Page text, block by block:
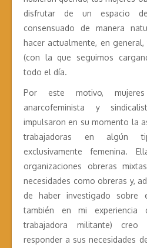
disfrutar de un espacio
consensuado de manera
hacer actualmente, en
(con la que seguimos
todo el día.
Por este motivo,
anarcofeminista y
impulsaron en su momento la
trabajadoras en algún
exclusivamente femenina.
organizaciones obreras
necesidades como obreras y,
de haber investigado sobre
también en mi experiencia
trabajadora militante)
responder a sus necesidades